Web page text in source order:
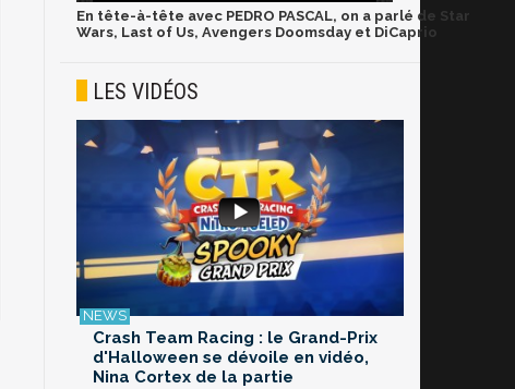
En tête-à-tête avec PEDRO PASCAL, on a parlé de Star
Wars, Last of Us, Avengers Doomsday et DiCaprio
LES VIDÉOS
Crash Team Racing : le Grand-Prix
d'Halloween se dévoile en vidéo,
Nina Cortex de la partie